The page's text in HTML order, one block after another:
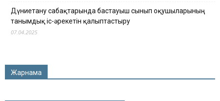
Дүниетану сабақтарында бастауыш сынып оқушыларының
танымдық іс-әрекетін қалыптастыру
07.04.2025
Жарнама